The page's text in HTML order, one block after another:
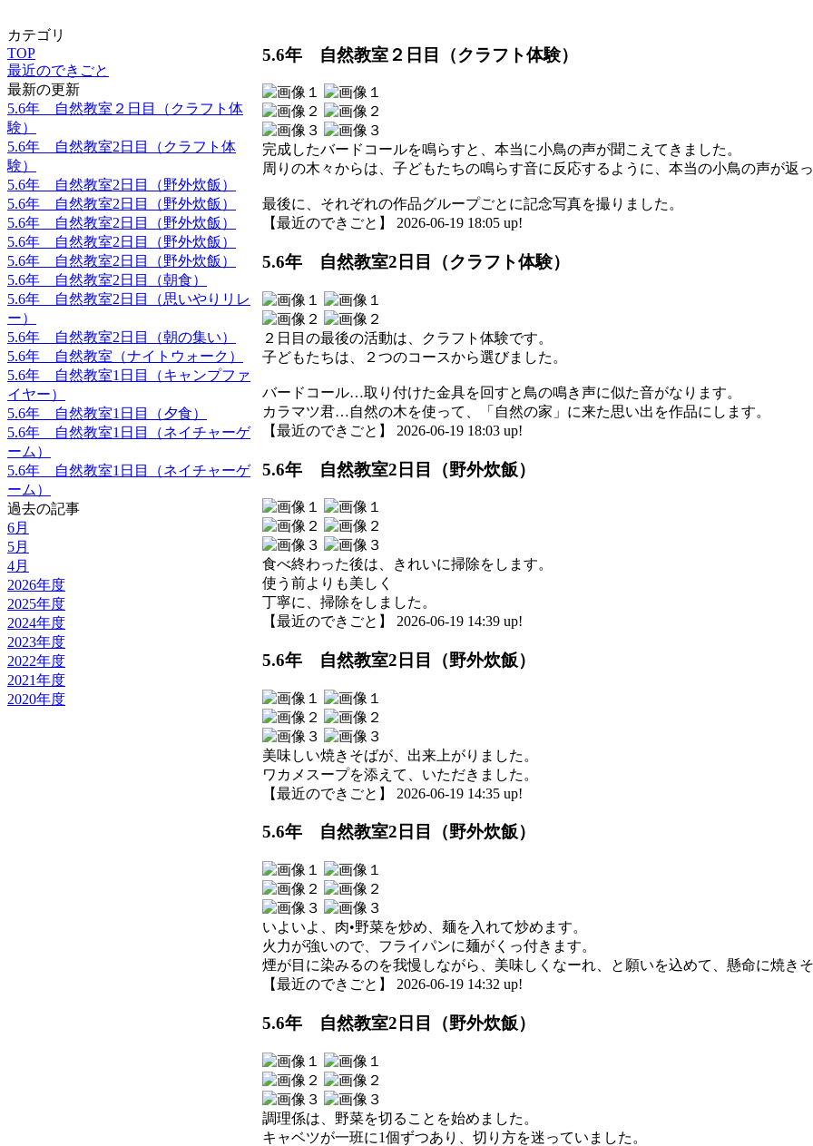
カテゴリ
TOP
最近のできごと
最新の更新
5.6年 自然教室２日目（クラフト体
験）
5.6年 自然教室2日目（クラフト体
験）
5.6年 自然教室2日目（野外炊飯）
5.6年 自然教室2日目（野外炊飯）
5.6年 自然教室2日目（野外炊飯）
5.6年 自然教室2日目（野外炊飯）
5.6年 自然教室2日目（野外炊飯）
5.6年 自然教室2日目（朝食）
5.6年 自然教室2日目（思いやりリレ
ー）
5.6年 自然教室2日目（朝の集い）
5.6年 自然教室（ナイトウォーク）
5.6年 自然教室1日目（キャンプファ
イヤー）
5.6年 自然教室1日目（夕食）
5.6年 自然教室1日目（ネイチャーゲ
ーム）
5.6年 自然教室1日目（ネイチャーゲ
ーム）
過去の記事
6月
5月
4月
2026年度
2025年度
2024年度
2023年度
2022年度
2021年度
2020年度
5.6年 自然教室２日目（クラフト体験）
完成したバードコールを鳴らすと、本当に小鳥の声が聞こえてきました。
周りの木々からは、子どもたちの鳴らす音に反応するように、本当の小鳥の声が返っ
最後に、それぞれの作品グループごとに記念写真を撮りました。
【最近のできごと】 2026-06-19 18:05 up!
5.6年 自然教室2日目（クラフト体験）
２日目の最後の活動は、クラフト体験です。
子どもたちは、２つのコースから選びました。
バードコール…取り付けた金具を回すと鳥の鳴き声に似た音がなります。
カラマツ君…自然の木を使って、「自然の家」に来た思い出を作品にします。
【最近のできごと】 2026-06-19 18:03 up!
5.6年 自然教室2日目（野外炊飯）
食べ終わった後は、きれいに掃除をします。
使う前よりも美しく
丁寧に、掃除をしました。
【最近のできごと】 2026-06-19 14:39 up!
5.6年 自然教室2日目（野外炊飯）
美味しい焼きそばが、出来上がりました。
ワカメスープを添えて、いただきました。
【最近のできごと】 2026-06-19 14:35 up!
5.6年 自然教室2日目（野外炊飯）
いよいよ、肉•野菜を炒め、麺を入れて炒めます。
火力が強いので、フライパンに麺がくっ付きます。
煙が目に染みるのを我慢しながら、美味しくなーれ、と願いを込めて、懸命に焼きそ
【最近のできごと】 2026-06-19 14:32 up!
5.6年 自然教室2日目（野外炊飯）
調理係は、野菜を切ることを始めました。
キャベツが一班に1個ずつあり、切り方を迷っていました。